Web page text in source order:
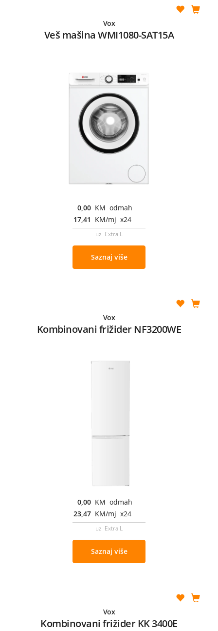
Vox
Veš mašina WMI1080-SAT15A
0,00 KM odmah
17,41 KM/mj x24
uz Extra L
Saznaj više
Vox
Kombinovani frižider NF3200WE
0,00 KM odmah
23,47 KM/mj x24
uz Extra L
Saznaj više
Vox
Kombinovani frižider KK 3400E